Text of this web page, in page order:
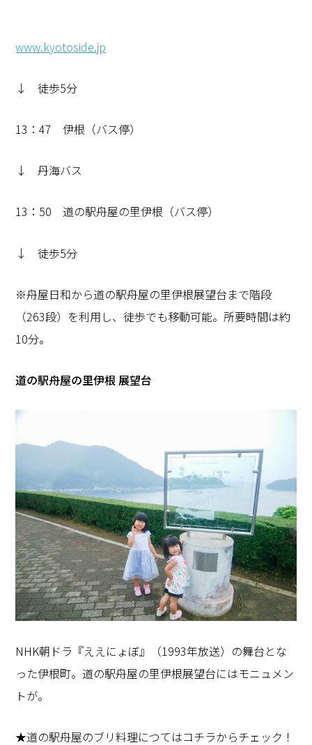
www.kyotoside.jp
↓ 徒歩5分
13：47 伊根（バス停）
↓ 丹海バス
13：50 道の駅舟屋の里伊根（バス停）
↓ 徒歩5分
※舟屋日和から道の駅舟屋の里伊根展望台まで階段
（263段）を利用し、徒歩でも移動可能。所要時間は約
10分。
道の駅舟屋の里伊根 展望台
NHK朝ドラ『ええにょぼ』（1993年放送）の舞台とな
った伊根町。道の駅舟屋の里伊根展望台にはモニュメン
トが。
★道の駅舟屋のブリ料理につてはコチラからチェック！